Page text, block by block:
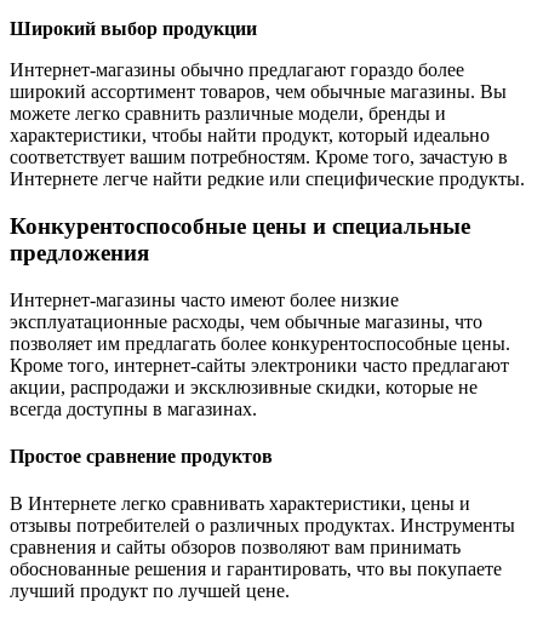
Широкий выбор продукции
Интернет-магазины обычно предлагают гораздо более
широкий ассортимент товаров, чем обычные магазины. Вы
можете легко сравнить различные модели, бренды и
характеристики, чтобы найти продукт, который идеально
соответствует вашим потребностям. Кроме того, зачастую в
Интернете легче найти редкие или специфические продукты.
Конкурентоспособные цены и специальные
предложения
Интернет-магазины часто имеют более низкие
эксплуатационные расходы, чем обычные магазины, что
позволяет им предлагать более конкурентоспособные цены.
Кроме того, интернет-сайты электроники часто предлагают
акции, распродажи и эксклюзивные скидки, которые не
всегда доступны в магазинах.
Простое сравнение продуктов
В Интернете легко сравнивать характеристики, цены и
отзывы потребителей о различных продуктах. Инструменты
сравнения и сайты обзоров позволяют вам принимать
обоснованные решения и гарантировать, что вы покупаете
лучший продукт по лучшей цене.